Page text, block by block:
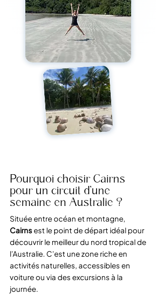
Pourquoi choisir Cairns
pour un circuit d’une
semaine en Australie ?
Située entre océan et montagne,
Cairnsest le point de départ idéal pour
découvrir le meilleur du nord tropical de
l’Australie. C’est une zone riche en
activités naturelles, accessibles en
voiture ou via des excursions à la
journée.